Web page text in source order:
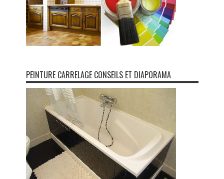
PEINTURE CARRELAGE CONSEILS ET DIAPORAMA